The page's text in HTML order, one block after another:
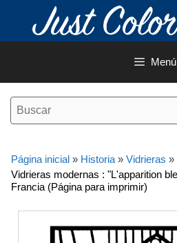
contenido
Menú
Página inicial » Historia » Vidrieras »
Vidrieras modernas : "L'apparition
Francia (Página para imprimir)